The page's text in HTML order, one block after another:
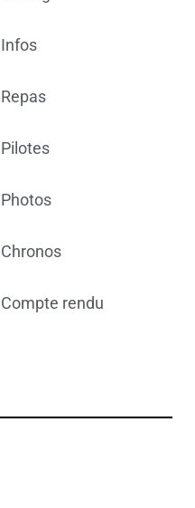
Infos
Repas
Pilotes
Photos
Chronos
Compte rendu